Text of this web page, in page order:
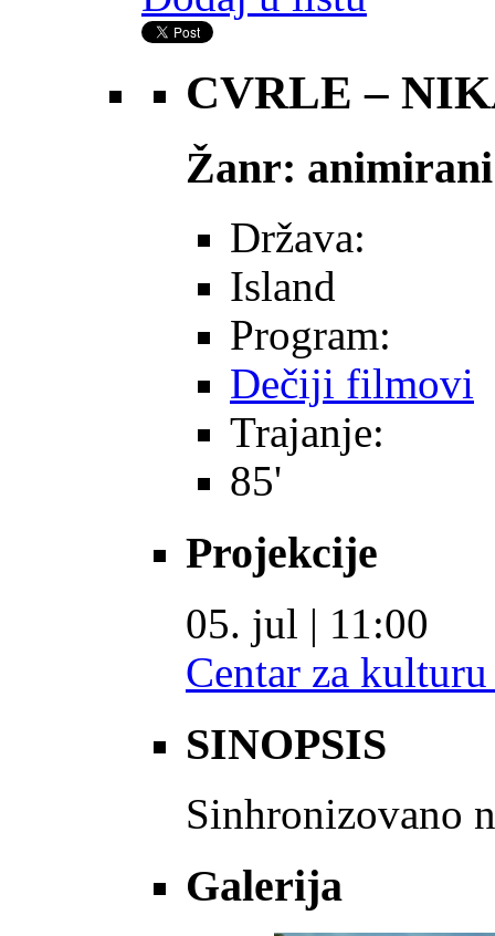
CVRLE –
Žanr: animirani
Država:
Island
Program:
Dečiji filmovi
Trajanje:
85'
Projekcije
05. jul | 11:00
Centar za
SINOPSIS
Sinhronizovano
Galerija